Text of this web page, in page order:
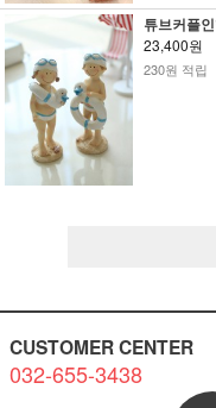
튜브커플
23,400원
230원 적립
CUSTOMER CENTER
032-655-3438